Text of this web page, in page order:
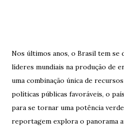
Nos últimos anos, o Brasil tem se
líderes mundiais na produção de
uma combinação única de
políticas públicas favoráveis, o
para se tornar uma potência
reportagem explora o panorama